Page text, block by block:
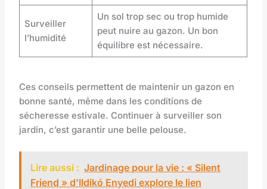
Surveiller
l’humidité
Un sol trop sec ou trop humide
peut nuire au gazon. Un bon
équilibre est nécessaire.
Ces conseils permettent de maintenir un gazon en
bonne santé, même dans les conditions de
sécheresse estivale. Continuer à surveiller son
jardin, c’est garantir une belle pelouse.
Lire aussi : Jardinage pour la vie : « Silent
Friend » d'Ildikó Enyedi explore le lien